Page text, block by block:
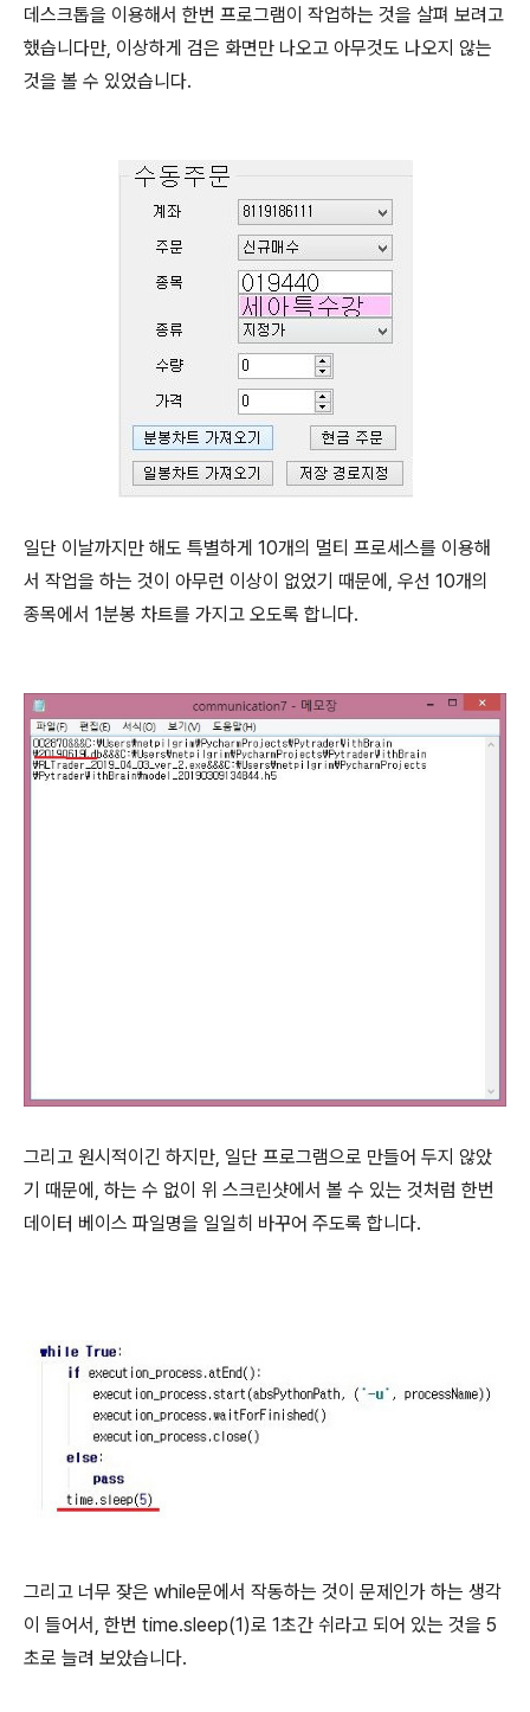
데스크톱을 이용해서 한번 프로그램이 작업하는 것을 살펴 보려고
했습니다만, 이상하게 검은 화면만 나오고 아무것도 나오지 않는
것을 볼 수 있었습니다.
일단 이날까지만 해도 특별하게 10개의 멀티 프로세스를 이용해
서 작업을 하는 것이 아무런 이상이 없었기 때문에, 우선 10개의
종목에서 1분봉 차트를 가지고 오도록 합니다.
그리고 원시적이긴 하지만, 일단 프로그램으로 만들어 두지 않았
기 때문에, 하는 수 없이 위 스크린샷에서 볼 수 있는 것처럼 한번
데이터 베이스 파일명을 일일히 바꾸어 주도록 합니다.
그리고 너무 잦은 while문에서 작동하는 것이 문제인가 하는 생각
이 들어서, 한번 time.sleep(1)로 1초간 쉬라고 되어 있는 것을 5
초로 늘려 보았습니다.